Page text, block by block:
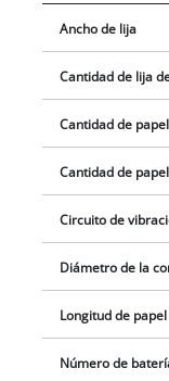
de lijado producido.
aspirador ofrece
El envío se realiza
comienzo
están contenidos
separado).
Ancho de lija
Cantidad de lija
Cantidad de
Cantidad de
Circuito de
Diámetro de la
Longitud de
Número de